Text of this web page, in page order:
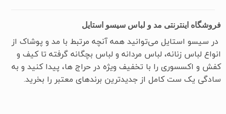
فروشگاه اینترنتی مد و لباس سیسو استایل
در سیسو ‌استایل می‌توانید همه آنچه مرتبط با مد و پوشاک از
انواع لباس زنانه، لباس مردانه و لباس بچگانه گرفته تا کیف و
کفش و اکسسوری را با تخفیف ویژه در حراج ها، پیدا کنید و به
سادگی یک ست کامل از جدیدترین‌ برندهای معتبر را بخرید.